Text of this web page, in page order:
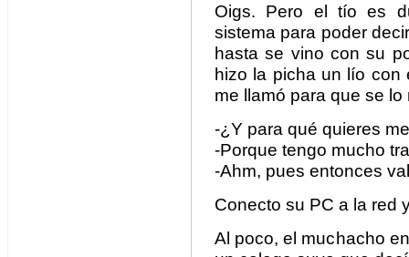
Oigs. Pero el tío es
sistema para poder
hasta se vino con su
hizo la picha un lío con
me llamó para que se lo
-¿Y para qué quieres
-Porque tengo mucho
-Ahm, pues entonces
Conecto su PC a la red
Al poco, el muchacho